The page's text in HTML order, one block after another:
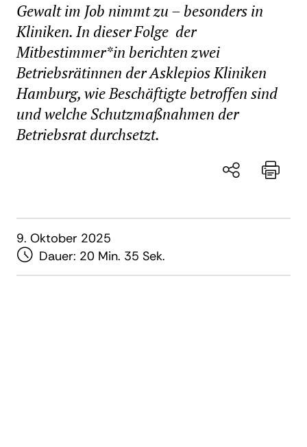
Gewalt im Job nimmt zu – besonders in
Kliniken. In dieser Folge der
Mitbestimmer*in berichten zwei
Betriebsrätinnen der Asklepios Kliniken
Hamburg, wie Beschäftigte betroffen sind
und welche Schutzmaßnahmen der
Betriebsrat durchsetzt.
9. Oktober 2025
Dauer: 20 Min. 35 Sek.